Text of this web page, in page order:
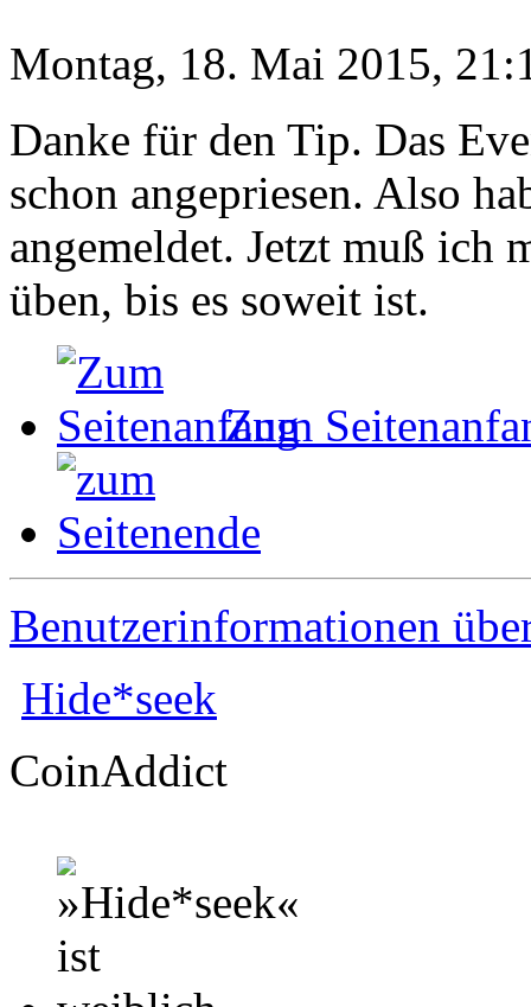
Montag, 18. Mai 2015,
Danke für den Tip. Das
schon angepriesen. Also
angemeldet. Jetzt muß ich
üben, bis es soweit ist.
Zum
Benutzerinformationen
Hide*seek
CoinAddict